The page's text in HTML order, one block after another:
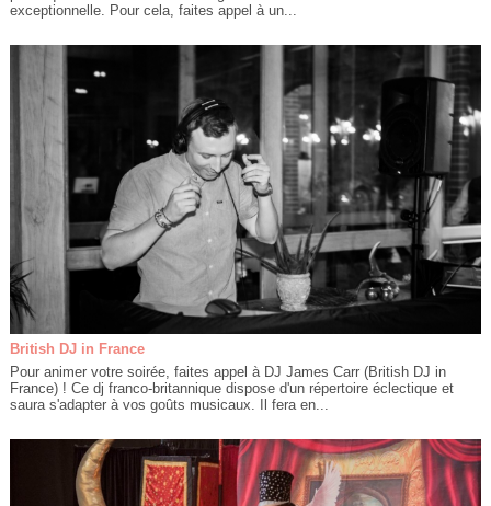
exceptionnelle. Pour cela, faites appel à un...
British DJ in France
Pour animer votre soirée, faites appel à DJ James Carr (British DJ in
France) ! Ce dj franco-britannique dispose d'un répertoire éclectique et
saura s'adapter à vos goûts musicaux. Il fera en...